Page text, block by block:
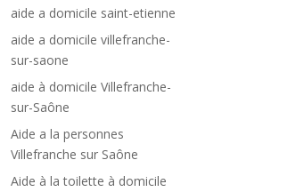
aide a domicile saint-etienne
aide a domicile villefranche-
sur-saone
aide à domicile Villefranche-
sur-Saône
Aide a la personnes
Villefranche sur Saône
Aide à la toilette à domicile